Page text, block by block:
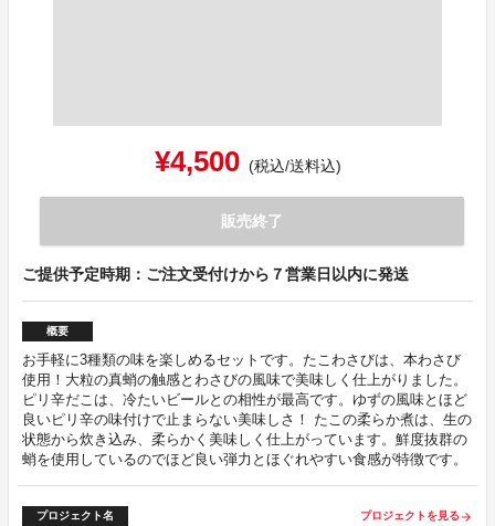
¥4,500 (税込/送料込)
販売終了
ご提供予定時期：ご注文受付けから７営業日以内に発送
概要
お手軽に3種類の味を楽しめるセットです。たこわさびは、本わさび
使用！大粒の真蛸の触感とわさびの風味で美味しく仕上がりました。
ピリ辛だこは、冷たいビールとの相性が最高です。ゆずの風味とほど
良いピリ辛の味付けで止まらない美味しさ！ たこの柔らか煮は、生の
状態から炊き込み、柔らかく美味しく仕上がっています。鮮度抜群の
蛸を使用しているのでほど良い弾力とほぐれやすい食感が特徴です。
プロジェクト名 プロジェクトを見る arrow_forward